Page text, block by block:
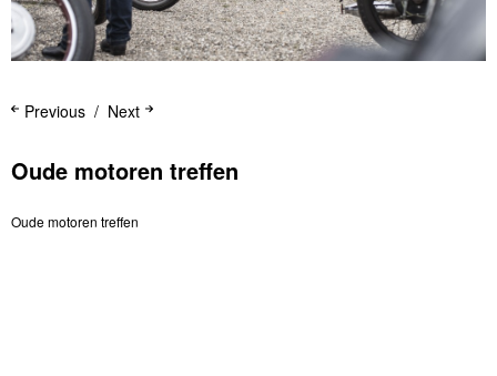
Next
Previous
Oude motoren treffen
Oude motoren treffen